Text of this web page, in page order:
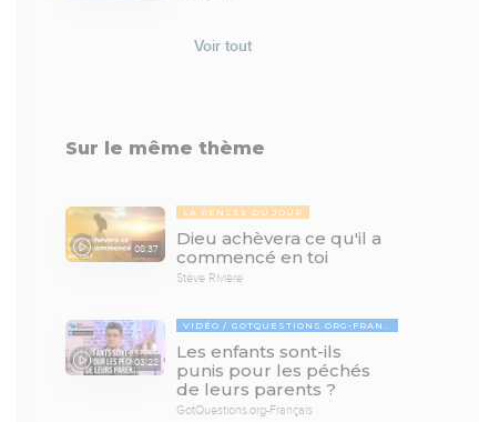
Voir tout
Sur le même thème
08:37
LA PENSÉE DU JOUR
Dieu achèvera ce qu'il a
commencé en toi
Stève Rivière
03:22
VIDÉO GOTQUESTIONS.ORG-FRANÇAIS
Les enfants sont-ils
punis pour les péchés
de leurs parents ?
GotQuestions.org-Français